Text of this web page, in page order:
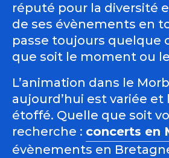
réputé pour la diversité
de ses évènements en
passe toujours quelque
que soit le moment ou
L’animation dans le
aujourd’hui est variée et
étoffé. Quelle que soit
recherche : concerts en
évènements en